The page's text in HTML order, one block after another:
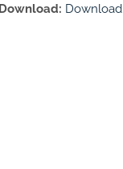
Download